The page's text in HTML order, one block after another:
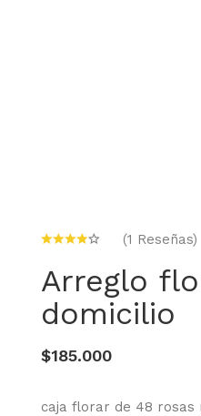
(1 Reseñas)
Arreglo
domicilio
$185.000
caja florar de 48 rosas